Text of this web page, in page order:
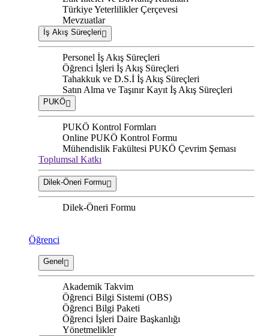
Türkiye Yeterlilikler Çerçevesi
Mevzuatlar
İş Akış Süreçleri
Personel İş Akış Süreçleri
Öğrenci İşleri İş Akış Süreçleri
Tahakkuk ve D.S.İ İş Akış Süreçleri
Satın Alma ve Taşınır Kayıt İş Akış Süreçleri
PUKÖ
PUKÖ Kontrol Formları
Online PUKÖ Kontrol Formu
Mühendislik Fakültesi PUKÖ Çevrim Şeması
Toplumsal Katkı
Dilek-Öneri Formu
Dilek-Öneri Formu
Öğrenci
Genel
Akademik Takvim
Öğrenci Bilgi Sistemi (OBS)
Öğrenci Bilgi Paketi
Öğrenci İşleri Daire Başkanlığı
Yönetmelikler